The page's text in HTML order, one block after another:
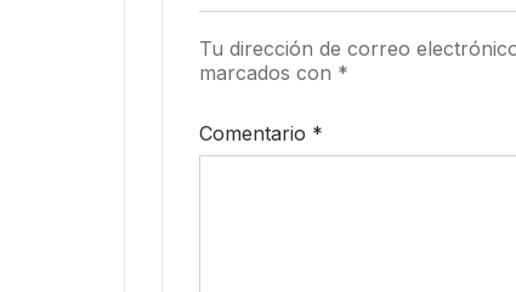
Tu dirección de correo
marcados con *
Comentario *